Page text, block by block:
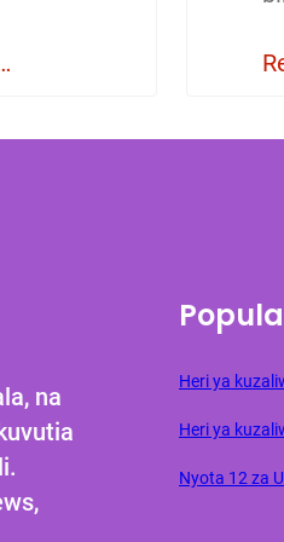
na
Heri ya
Heri ya
Nyota 12 za